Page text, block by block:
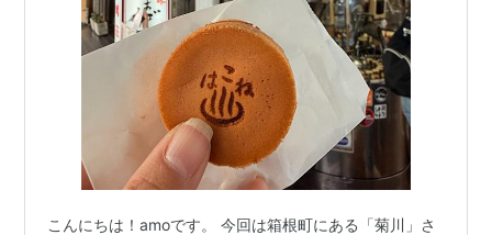
こんにちは！amoです。 今回は箱根町にある「菊川」さ